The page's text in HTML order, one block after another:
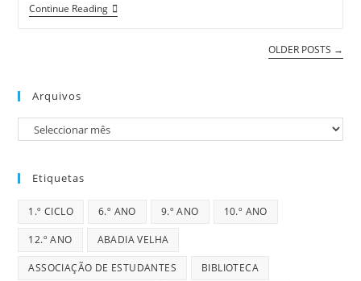
Continue ReadingEscola
Modelo
OLDER POSTS →
Arquivos
Arquivos
Etiquetas
1.º CICLO 6.º ANO 9.º ANO 10.º ANO
12.º ANO ABADIA VELHA
ASSOCIAÇÃO DE ESTUDANTES BIBLIOTECA